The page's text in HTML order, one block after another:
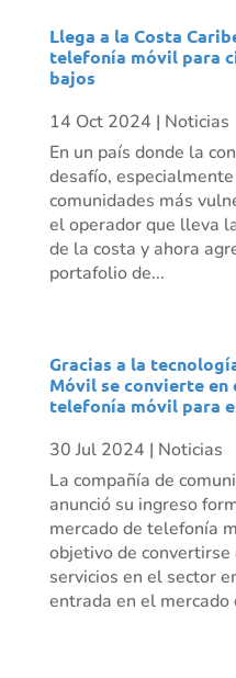
Llega a la Costa
telefonía móvil para
bajos
14 Oct 2024 | Noticias
En un país donde la
desafío,
comunidades más
el operador que lleva
de la costa y ahora
portafolio de...
Gracias a la
Móvil se convierte en
telefonía móvil para
30 Jul 2024 | Noticias
La compañía de
anunció su ingreso
mercado de telefonía
objetivo de
servicios en el sector
entrada en el mercado